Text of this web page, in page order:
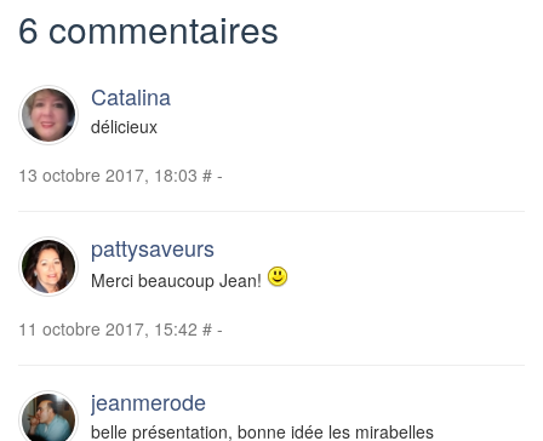
6 commentaires
Catalina
délicieux
13 octobre 2017, 18:03 # -
pattysaveurs
Merci beaucoup Jean!
11 octobre 2017, 15:42 # -
jeanmerode
belle présentation, bonne idée les mirabelles